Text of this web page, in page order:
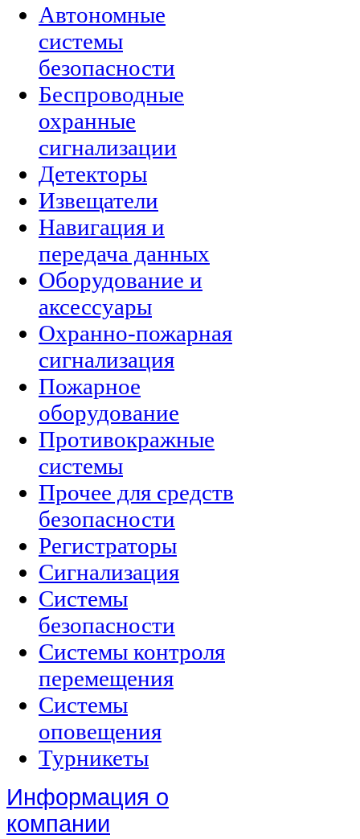
Автономные
системы
безопасности
Беспроводные
охранные
сигнализации
Детекторы
Извещатели
Навигация и
передача данных
Оборудование и
аксессуары
Охранно-пожарная
сигнализация
Пожарное
оборудование
Противокражные
системы
Прочее для средств
безопасности
Регистраторы
Сигнализация
Системы
безопасности
Системы контроля
перемещения
Системы
оповещения
Турникеты
Информация о
компании